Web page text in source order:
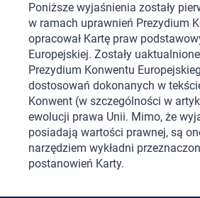
Poniższe wyjaśnienia zostały
w ramach uprawnień Prezydium
opracował Kartę praw
Europejskiej. Zostały
Prezydium Konwentu
dostosowań dokonanych w
Konwent (w szczególności w
ewolucji prawa Unii. Mimo, że
posiadają wartości prawnej, są
narzędziem wykładni
postanowień Karty.